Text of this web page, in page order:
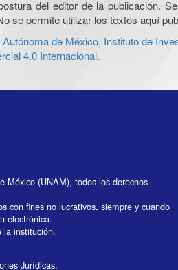
del editor de la publicación.
se permite utilizar los textos aquí
de México, Instituto de
4.0 Internacional.
México (UNAM), todos los derechos
con fines no lucrativos, siempre y cuando
electrónica.
la institución.
Jurídicas.